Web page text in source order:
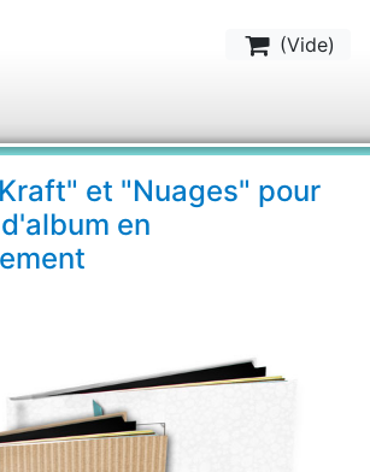
(Vide)
et "Nuages" pour
en